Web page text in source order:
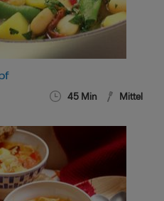
45 Min Mittel